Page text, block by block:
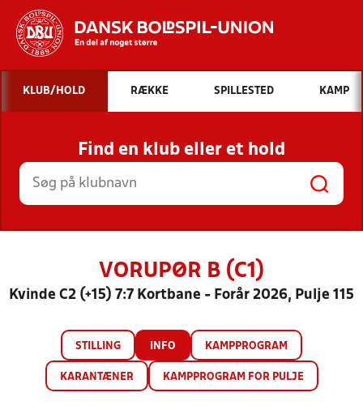
Hvad vil du søge efter?
INDHOLD OG NYHEDER
STILLINGER, RESULTATER, KLUBBER OG
HOLD
KLUB/HOLD RÆKKE SPILLESTED KAMP
Find en klub eller et hold
VORUPØR B (C1)
Kvinde C2 (+15) 7:7 Kortbane - Forår 2026, Pulje 115
STILLING INFO KAMPPROGRAM
KARANTÆNER KAMPPROGRAM FOR PULJE